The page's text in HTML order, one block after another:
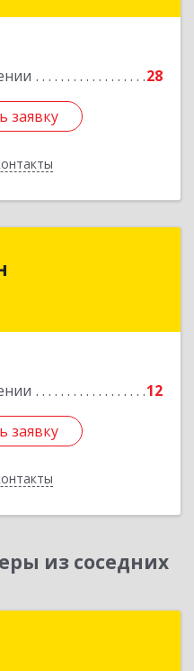
28
заявку
заявку
12
заявку
обл, Сысертский р-н,
заявку
из соседних